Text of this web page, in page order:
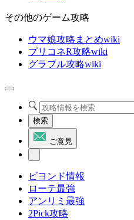
その他のゲーム攻略
ウマ娘攻略まとめwiki
プリコネR攻略wiki
グラブル攻略wiki
検索
ご意見
ビヨンド情報
ローテ最強
アンリミ最強
2Pick攻略